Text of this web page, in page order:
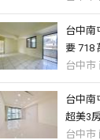
台中南
要 718
定買
台中市
台中南屯找屋
超美3
衛浴開
台中市